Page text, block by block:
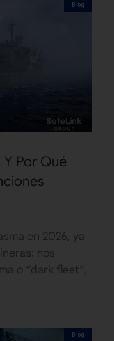
Blog
Por Qué
en 2026, ya
nos
o “dark fleet“,
Blog